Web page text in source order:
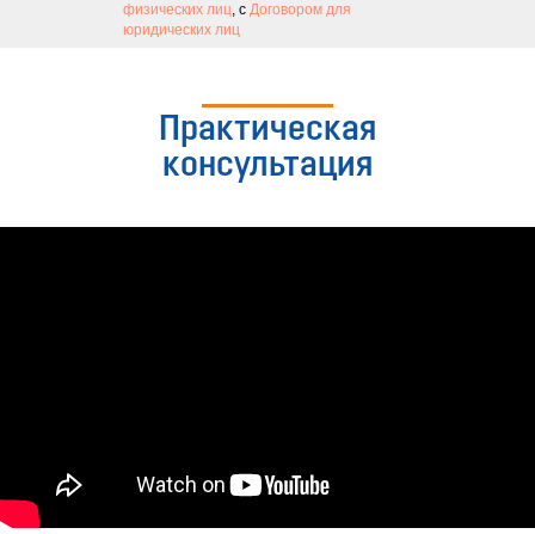
физических лиц, с Договором для
юридических лиц
Практическая
консультация